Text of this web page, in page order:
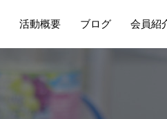
活動概要 ブログ 会員紹